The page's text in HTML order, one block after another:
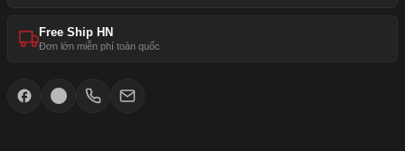
Free Ship HN
Đơn lớn miễn phí toàn quốc